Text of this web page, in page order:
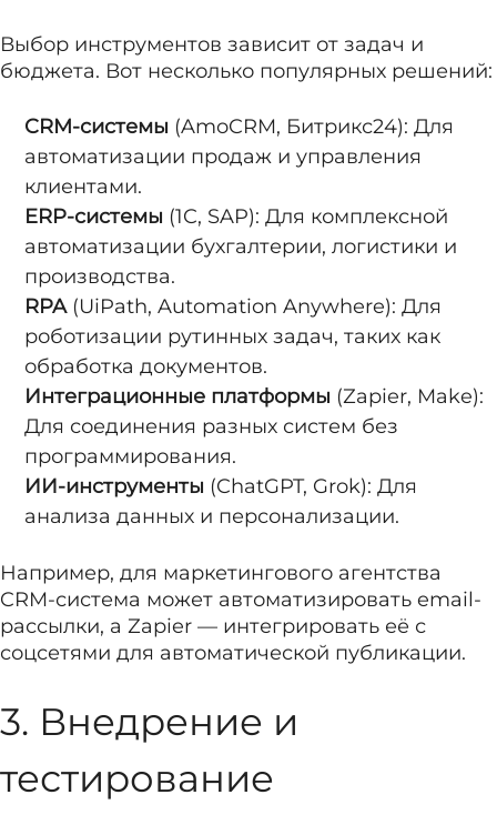
Выбор инструментов зависит от задач и
бюджета. Вот несколько популярных решений:
CRM-системы (AmoCRM, Битрикс24): Для
автоматизации продаж и управления
клиентами.
ERP-системы (1C, SAP): Для комплексной
автоматизации бухгалтерии, логистики и
производства.
RPA(UiPath, Automation Anywhere): Для
роботизации рутинных задач, таких как
обработка документов.
Интеграционные платформы (Zapier, Make):
Для соединения разных систем без
программирования.
ИИ-инструменты (ChatGPT, Grok): Для
анализа данных и персонализации.
Например, для маркетингового агентства
CRM-система может автоматизировать email-
рассылки, а Zapier — интегрировать её с
соцсетями для автоматической публикации.
3. Внедрение и
тестирование